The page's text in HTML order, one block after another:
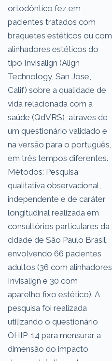
ortodôntico fez em
pacientes tratados com
braquetes estéticos ou com
alinhadores estéticos do
tipo Invisalign (Align
Technology, San Jose,
Calif) sobre a qualidade de
vida relacionada com a
saúde (QdVRS), através de
um questionário validado e
na versão para o português,
em três tempos diferentes.
Métodos: Pesquisa
qualitativa observacional,
independente e de caráter
longitudinal realizada em
consultórios particulares da
cidade de São Paulo Brasil,
envolvendo 66 pacientes
adultos (36 com alinhadores
Invisalign e 30 com
aparelho fixo estético). A
pesquisa foi realizada
utilizando o questionário
OHIP-14 para mensurar a
dimensão do impacto